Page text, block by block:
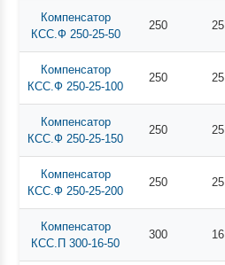
Компенсатор
КСС.Ф 250-25-50
250 25
Компенсатор
КСС.Ф 250-25-100
250 25
Компенсатор
КСС.Ф 250-25-150
250 25
Компенсатор
КСС.Ф 250-25-200
250 25
Компенсатор
КСС.П 300-16-50
300 16